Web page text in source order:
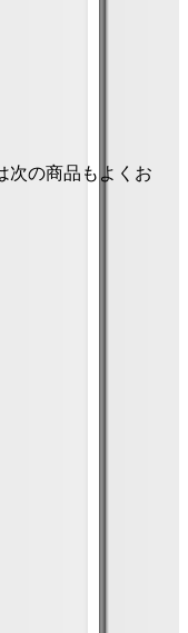
次の商品もよくお